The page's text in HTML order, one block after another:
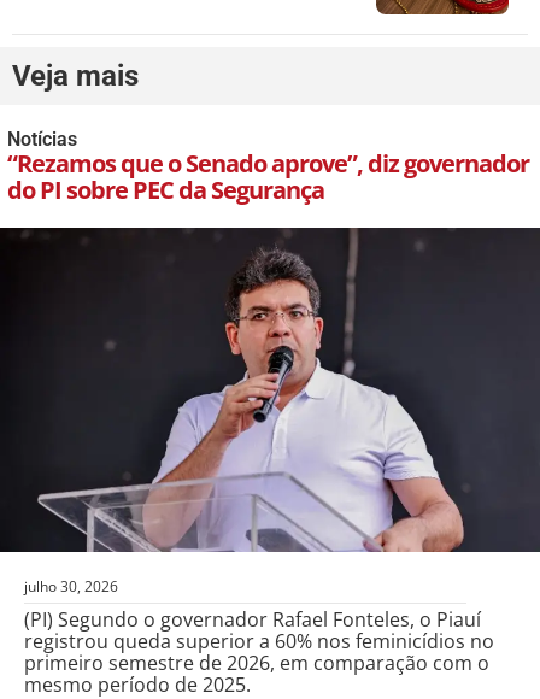
Veja mais
Notícias
“Rezamos que o Senado aprove”, diz governador
do PI sobre PEC da Segurança
julho 30, 2026
(PI) Segundo o governador Rafael Fonteles, o Piauí
registrou queda superior a 60% nos feminicídios no
primeiro semestre de 2026, em comparação com o
mesmo período de 2025.